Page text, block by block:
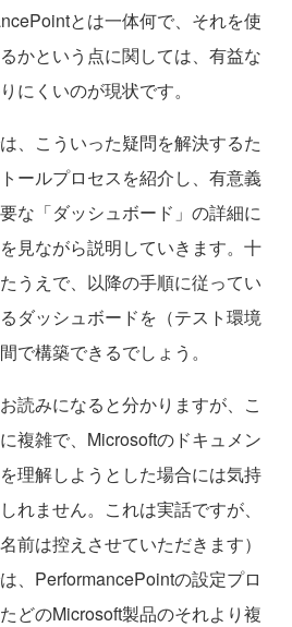
とは一体何で、それを使
かという点に関しては、有益な
にくいのが現状です。
、こういった疑問を解決するた
ールプロセスを紹介し、有意義
な「ダッシュボード」の詳細に
見ながら説明していきます。十
うえで、以降の手順に従ってい
ダッシュボードを（テスト環境
で構築できるでしょう。
読みになると分かりますが、こ
複雑で、Microsoftのドキュメン
理解しようとした場合には気持
れません。これは実話ですが、
前は控えさせていただきます）
、PerformancePointの設定プロ
どのMicrosoft製品のそれより複